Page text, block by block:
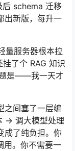
后 schema 迁移
新版，每升一
量服务器根本拉
了个 RAG 知识
题是——我一天才
之间塞了一层编
→ 调大模型处理
成了纯负担。你
用。你不需要一